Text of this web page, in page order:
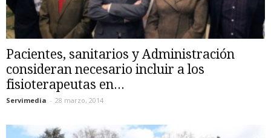
Pacientes, sanitarios y Administración
consideran necesario incluir a los
fisioterapeutas en...
Servimedia - 28 marzo, 2014